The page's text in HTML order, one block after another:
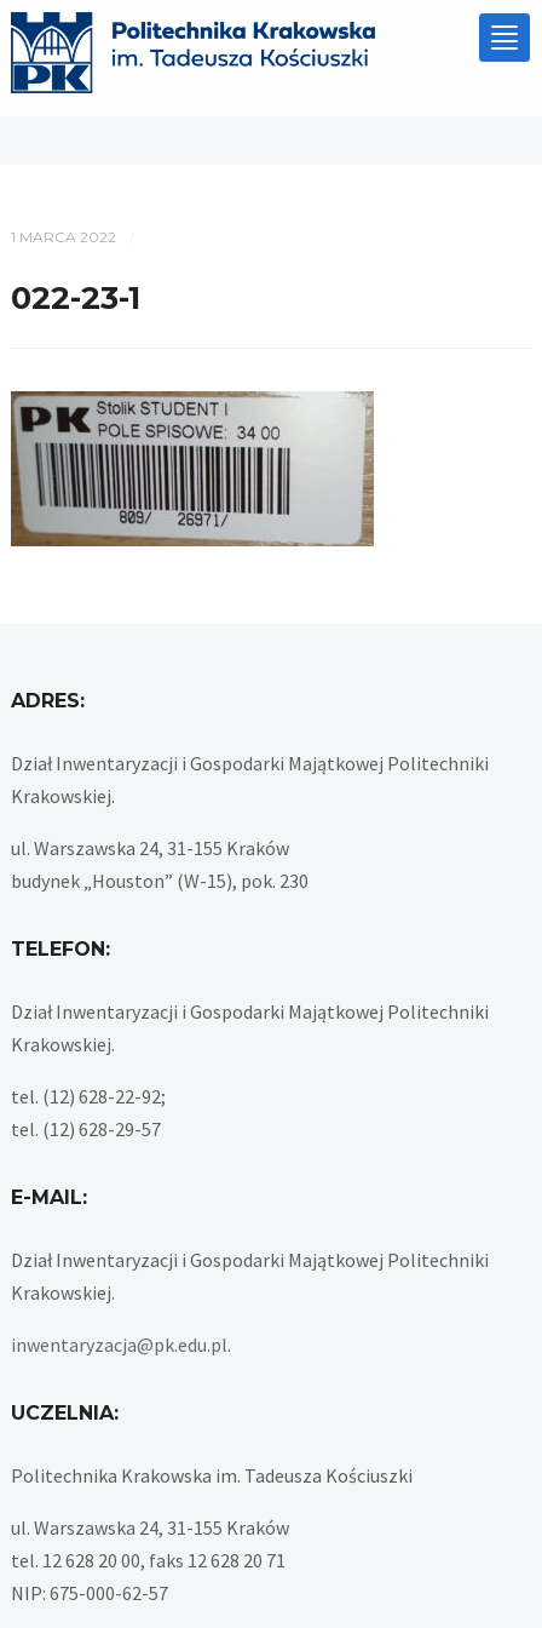
1 MARCA 2022
022-23-1
ADRES:
Dział Inwentaryzacji i Gospodarki Majątkowej Politechniki
Krakowskiej.
ul. Warszawska 24, 31-155 Kraków
budynek „Houston” (W-15), pok. 230
TELEFON:
Dział Inwentaryzacji i Gospodarki Majątkowej Politechniki
Krakowskiej.
tel. (12) 628-22-92;
tel. (12) 628-29-57
E-MAIL:
Dział Inwentaryzacji i Gospodarki Majątkowej Politechniki
Krakowskiej.
inwentaryzacja@pk.edu.pl.
UCZELNIA:
Politechnika Krakowska im. Tadeusza Kościuszki
ul. Warszawska 24, 31-155 Kraków
tel. 12 628 20 00, faks 12 628 20 71
NIP: 675-000-62-57